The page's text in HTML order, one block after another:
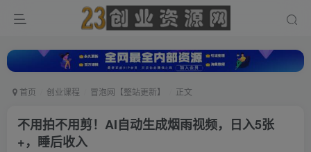
首页 创业课程 冒泡网【整站更新】 正文
不用拍不用剪！AI自动生成烟雨视频，日入5张
+，睡后收入